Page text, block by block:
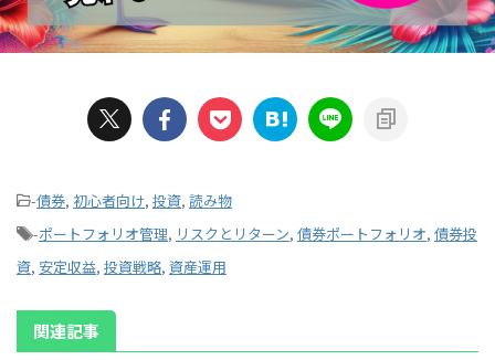
-債券, 初心者向け, 投資, 読み物
-ポートフォリオ管理, リスクとリターン, 債券ポートフォリオ, 債券投
資, 安定収益, 投資戦略, 資産運用
関連記事